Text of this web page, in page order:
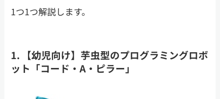
1つ1つ解説します。
1. 【幼児向け】芋虫型のプログラミングロボ
ット「コード・A・ピラー」